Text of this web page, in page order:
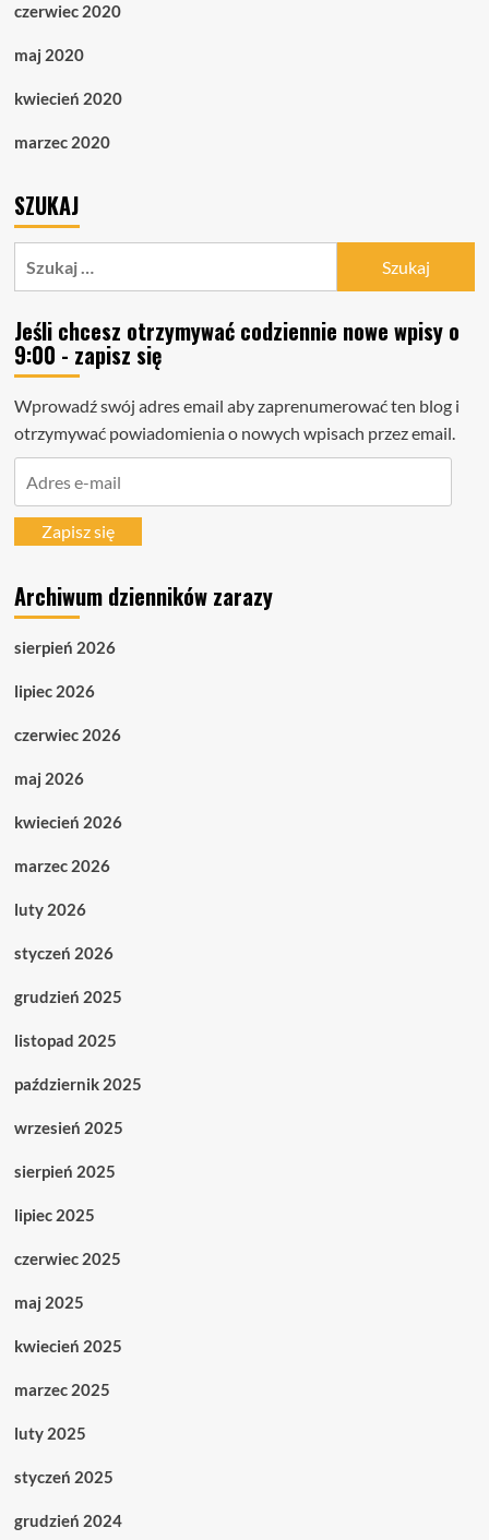
czerwiec 2020
maj 2020
kwiecień 2020
marzec 2020
SZUKAJ
Jeśli chcesz otrzymywać codziennie nowe wpisy o
9:00 - zapisz się
Wprowadź swój adres email aby zaprenumerować ten blog i
otrzymywać powiadomienia o nowych wpisach przez email.
mailZapisz się
Archiwum dzienników zarazy
sierpień 2026
lipiec 2026
czerwiec 2026
maj 2026
kwiecień 2026
marzec 2026
luty 2026
styczeń 2026
grudzień 2025
listopad 2025
październik 2025
wrzesień 2025
sierpień 2025
lipiec 2025
czerwiec 2025
maj 2025
kwiecień 2025
marzec 2025
luty 2025
styczeń 2025
grudzień 2024